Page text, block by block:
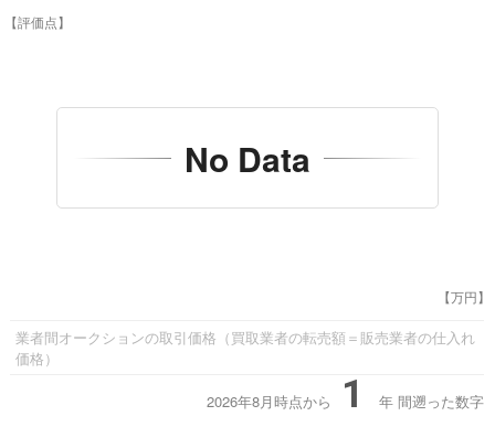
【評価点】
No Data
【万円】
業者間オークションの取引価格（買取業者の転売額＝販売業者の仕入れ
価格）
2026年8月時点から 1 年 間遡った数字